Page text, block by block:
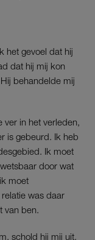
het gevoel dat hij
dat hij mij kon
behandelde mij
in het verleden,
is gebeurd. Ik heb
Ik moet
door wat
moet
was daar
ben.
schold hij mij uit.